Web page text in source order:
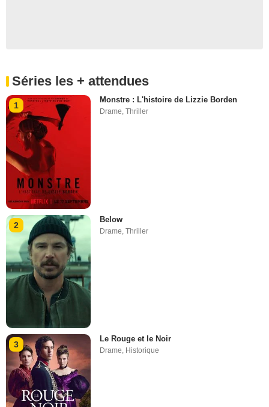
Séries les + attendues
1
Monstre : L'histoire de Lizzie Borden
Drame,Thriller
2
Below
Drame ,Thriller
3
Le Rouge et le Noir
Drame, Historique